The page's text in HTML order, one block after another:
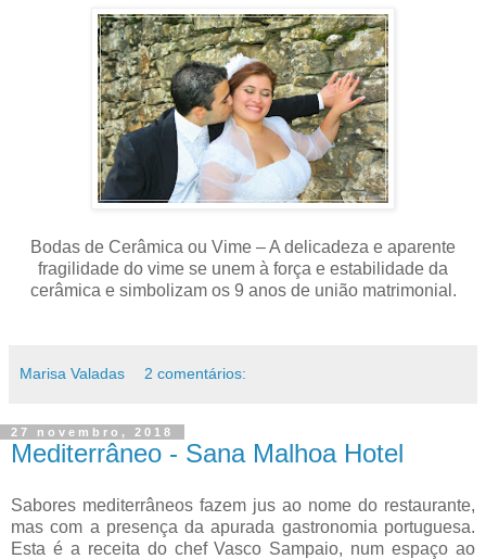
Bodas de Cerâmica ou Vime – A delicadeza e aparente
fragilidade do vime se unem à força e estabilidade da
cerâmica e simbolizam os 9 anos de união matrimonial.
Marisa Valadas 2 comentários:
27 novembro, 2018
Mediterrâneo - Sana Malhoa Hotel
Sabores mediterrâneos fazem jus ao nome do restaurante,
mas com a presença da apurada gastronomia portuguesa.
Esta é a receita do chef Vasco Sampaio, num espaço ao